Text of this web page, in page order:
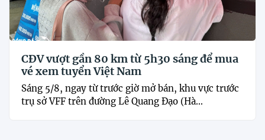
CĐV vượt gần 80 km từ 5h30 sáng để mua
vé xem tuyển Việt Nam
Sáng 5/8, ngay từ trước giờ mở bán, khu vực trước
trụ sở VFF trên đường Lê Quang Đạo (Hà...